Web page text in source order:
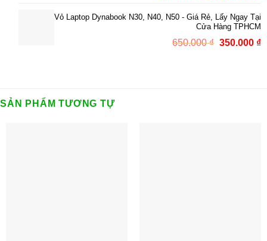
là:
2.500.000 ₫.
Vỏ Laptop Dynabook N30, N40, N50 - Giá Rẻ, Lấy Ngay Tại
Cửa Hàng TPHCM
650.000₫ Giá
350.000 ₫
SẢN PHẨM TƯƠNG TỰ